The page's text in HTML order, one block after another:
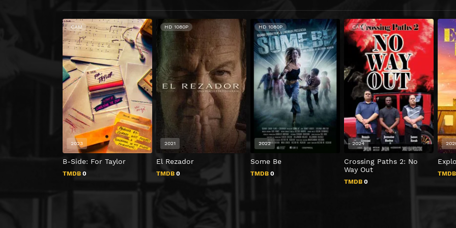
B-Side: For Taylor
TMDB 0
CAM
2023
El Rezador
TMDB 0
HD 1080P
2021
Some Be
TMDB0
HD 1080P
2022
Crossing Paths 2: No
Way Out
TMDB0
CAM
2024
TMDB